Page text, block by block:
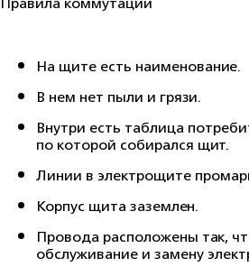
На щите есть наименование.
В нем нет пыли и грязи.
Внутри есть таблица
по которой собирался щит.
Линии в электрощите
Корпус щита заземлен.
Провода расположены так,
обслуживание и замену